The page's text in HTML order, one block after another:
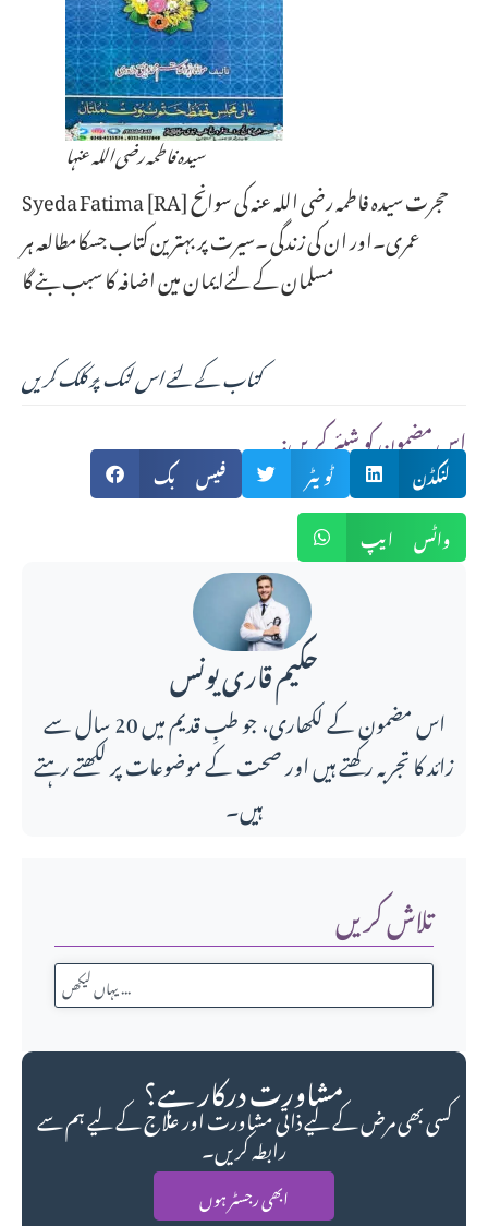
تلاش کریں
مشاورت درکار ہے؟
کسی بھی مرض کے لیے ذاتی مشاورت اور علاج کے لیے ہم سے
رابطہ کریں۔
ابھی رجسٹر ہوں
سیدہ فاطمہ رضی اللہ عنہا
Syeda Fatima [RA] حجرت سیدہ فاطمہ رضی اللہ عنہ کی سوانح
عمری۔اور ان کی زندگی ۔سیرت پر بہترین کتاب جسکامطالعہ ہر
مسلمان کے لئےایمان مین اضافہ کا سبب بنے گا
کتاب کے لئے اس لنک پر کلک کریں
:اس مضمون کو شیئر کریں
فیس بک ٹویٹر
لنکڈن
واٹس ایپ
حکیم قاری یونس
اس مضمون کے لکھاری، جو طبِ قدیم میں 20 سال سے
زائد کا تجربہ رکھتے ہیں اور صحت کے موضوعات پر لکھتے رہتے
ہیں۔